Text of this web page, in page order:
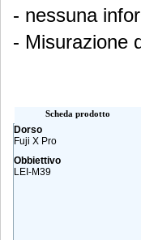
- nessuna
- Misurazione
Scheda prodotto
Dorso
Fuji X Pro
Obbiettivo
LEI-M39